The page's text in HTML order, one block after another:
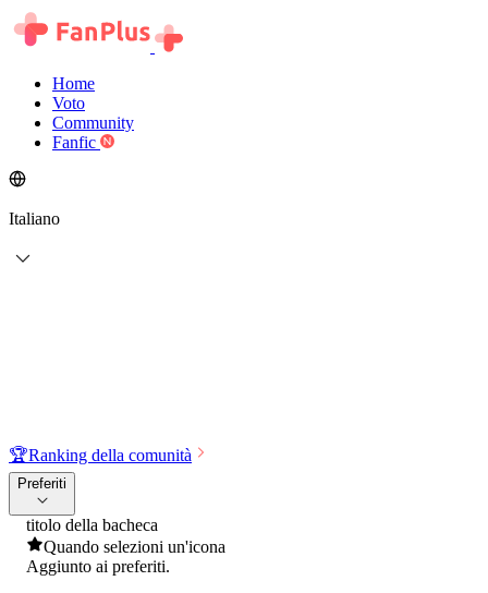
Home
Voto
Community
Fanfic
Italiano
🏆Ranking della comunità
Preferiti
titolo della bacheca
Quando selezioni un'icona
Aggiunto ai preferiti.